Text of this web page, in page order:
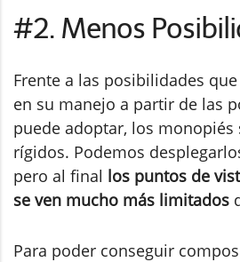
#2. Menos
Frente a las posibilidades
en su manejo a partir de las
puede adoptar, los monopiés
rígidos. Podemos
pero al final los puntos de
se ven mucho más limitados
Para poder conseguir